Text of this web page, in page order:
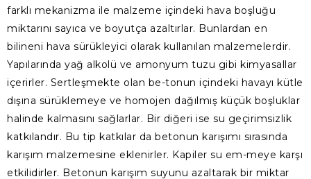
farklı mekanizma ile malzeme içindeki hava boşluğu
miktarını sayıca ve boyutça azaltırlar. Bunlardan en
bilineni hava sürükleyici olarak kullanılan malzemelerdir.
Yapılarında yağ alkolü ve amonyum tuzu gibi kimyasallar
içerirler. Sertleşmekte olan be-tonun içindeki havayı kütle
dışına sürüklemeye ve homojen dağılmış küçük boşluklar
halinde kalmasını sağlarlar. Bir diğeri ise su geçirimsizlik
katkılandır. Bu tip katkılar da betonun karışımı sırasında
karışım malzemesine eklenirler. Kapiler su em-meye karşı
etkilidirler. Betonun karışım suyunu azaltarak bir miktar